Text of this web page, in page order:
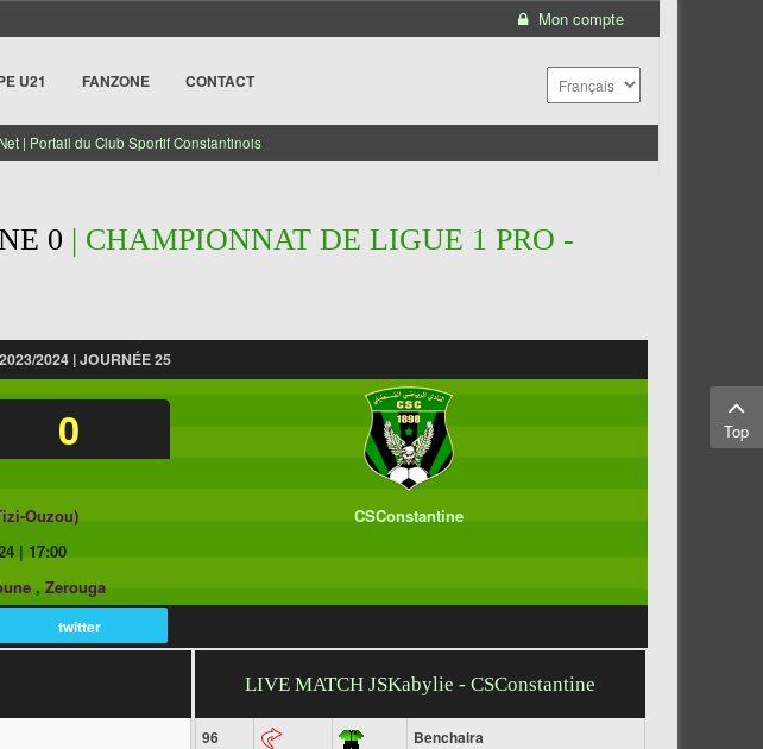
Mon compte
U21 FANZONE CONTACT
| Portail du Club Sportif Constantinois
0 | CHAMPIONNAT DE LIGUE 1 PRO -
2024 | JOURNÉE 25
0
Ouzou)
CSConstantine
| 17:00
, Zerouga
twitter
LIVE MATCH JSKabylie - CSConstantine
96
Benchaira
Top